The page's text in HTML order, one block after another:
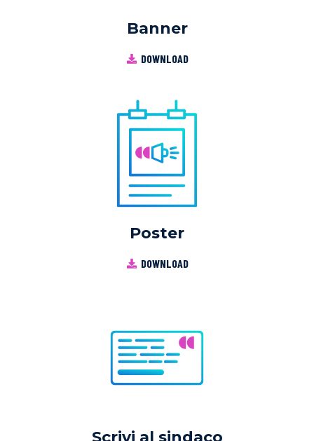
Banner
DOWNLOAD
Poster
DOWNLOAD
Scrivi al sindaco